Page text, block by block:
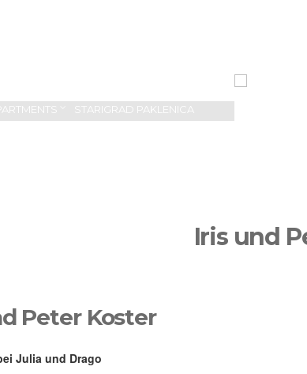
STARIGRAD PAKLENICA
Iris und
Peter Koster
Julia und Drago